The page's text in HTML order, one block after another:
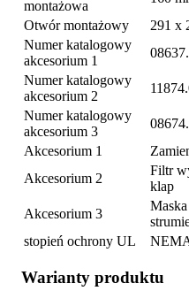
montażowa
Otwór montażowy
291 x
Numer katalogowy
akcesorium 1
Numer katalogowy
akcesorium 2
Numer katalogowy
akcesorium 3
Akcesorium 1
Akcesorium 2
Filtr
klap
Akcesorium 3
stopień ochrony UL
Warianty produktu